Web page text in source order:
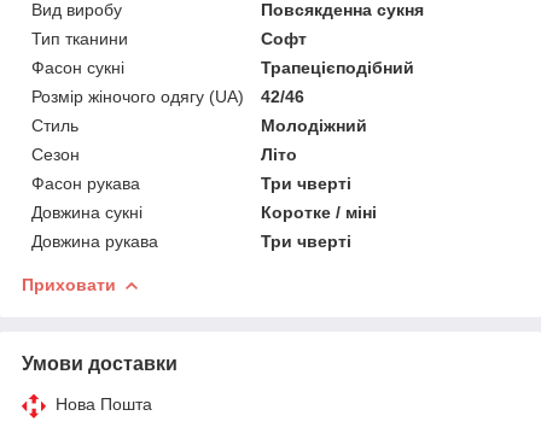
Вид виробу
Повсякденна сукня
Тип тканини
Софт
Фасон сукні
Трапецієподібний
Розмір жіночого одягу (UA)
42/46
Стиль
Молодіжний
Сезон
Літо
Фасон рукава
Три чверті
Довжина сукні
Коротке / міні
Довжина рукава
Три чверті
Приховати
Умови доставки
Нова Пошта